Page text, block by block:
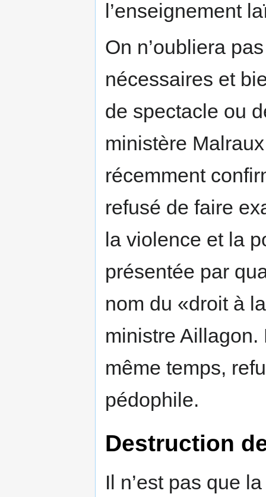
l’enseignement
On n’oubliera
nécessaires et
de spectacle ou
ministère
récemment
refusé de faire
la violence et la
présentée par
nom du «droit à
ministre Aillagon.
même temps,
pédophile.
Destruction
Il n’est pas que